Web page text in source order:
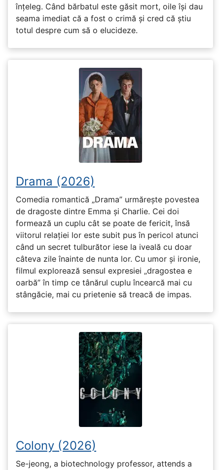
înțeleg. Când bărbatul este găsit mort, oile își dau
seama imediat că a fost o crimă și cred că știu
totul despre cum să o elucideze.
Drama (2026)
Comedia romantică „Drama” urmărește povestea
de dragoste dintre Emma și Charlie. Cei doi
formează un cuplu cât se poate de fericit, însă
viitorul relației lor este subit pus în pericol atunci
când un secret tulburător iese la iveală cu doar
câteva zile înainte de nunta lor. Cu umor și ironie,
filmul explorează sensul expresiei „dragostea e
oarbă” în timp ce tânărul cuplu încearcă mai cu
stângăcie, mai cu prietenie să treacă de impas.
Colony (2026)
Se-jeong, a biotechnology professor, attends a